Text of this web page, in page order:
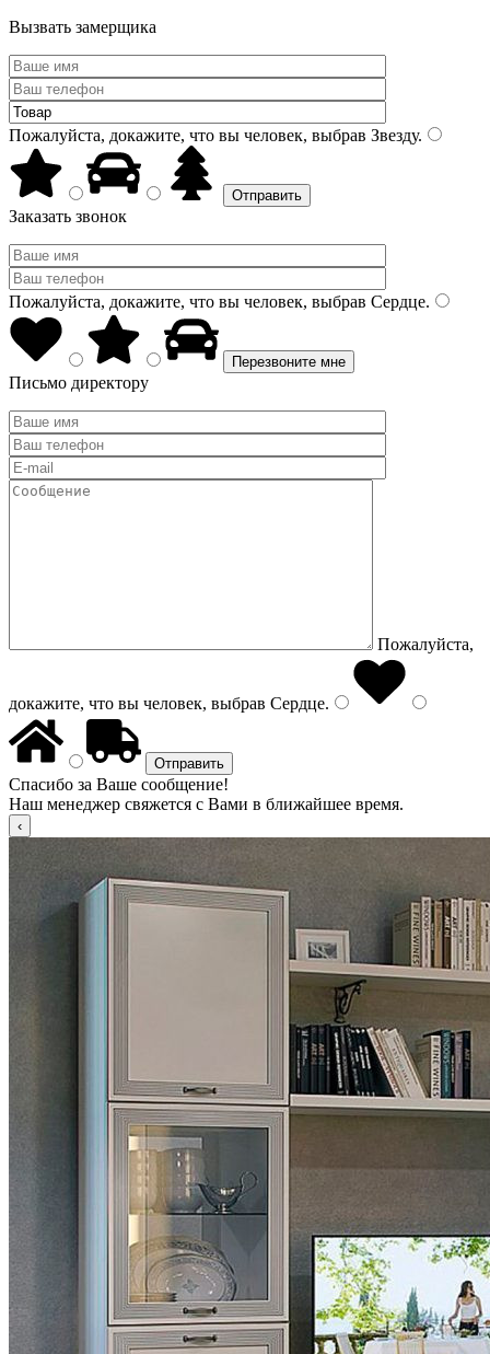
Вызвать замерщика
Пожалуйста, докажите, что вы человек, выбрав Звезду.
Заказать звонок
Пожалуйста, докажите, что вы человек, выбрав Сердце.
Письмо директору
Пожалуйста,
докажите, что вы человек, выбрав Сердце.
Спасибо за Ваше сообщение!
Наш менеджер свяжется с Вами в ближайшее время.